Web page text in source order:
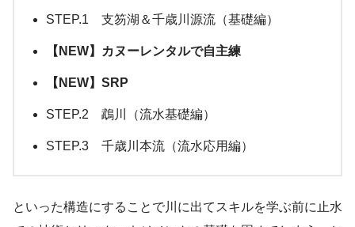
STEP.1 支笏湖＆千歳川源流（基礎編）
【NEW】カヌーレンタルで自主練
【NEW】SRP
STEP.2 鵡川（流水基礎編）
STEP.3 千歳川本流（流水応用編）
といった構造にすることで川に出てスキルを学ぶ前に止水